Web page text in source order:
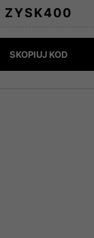
ZYSK400
SKOPIUJ KOD